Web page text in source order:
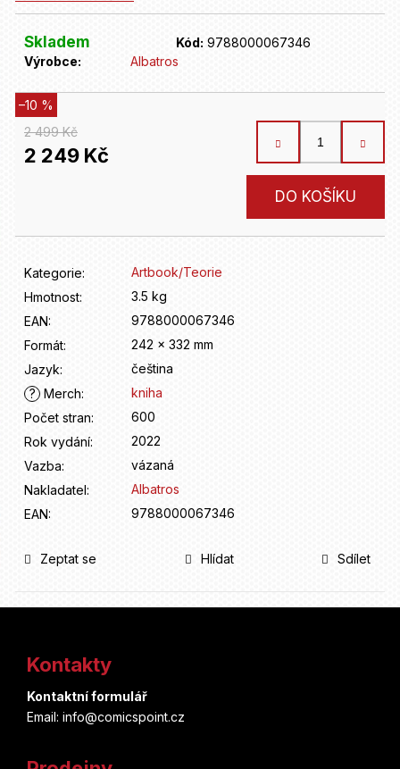
Skladem Kód: 9788000067346
Výrobce:
Albatros
2 499 Kč
–10 %
2 249 Kč
DO KOŠÍKU
Kategorie:
Artbook/Teorie
Hmotnost:
3.5 kg
EAN:
9788000067346
Formát:
242 x 332 mm
Jazyk:
čeština
? Merch:
kniha
Počet stran:
600
Rok vydání:
2022
Vazba:
vázaná
Nakladatel:
Albatros
EAN: 9788000067346
Zeptat se Hlídat Sdílet
í
?
D
r
č
u
e
e
Kontakty
Kontaktní formulář
Email: info@comicspoint.cz